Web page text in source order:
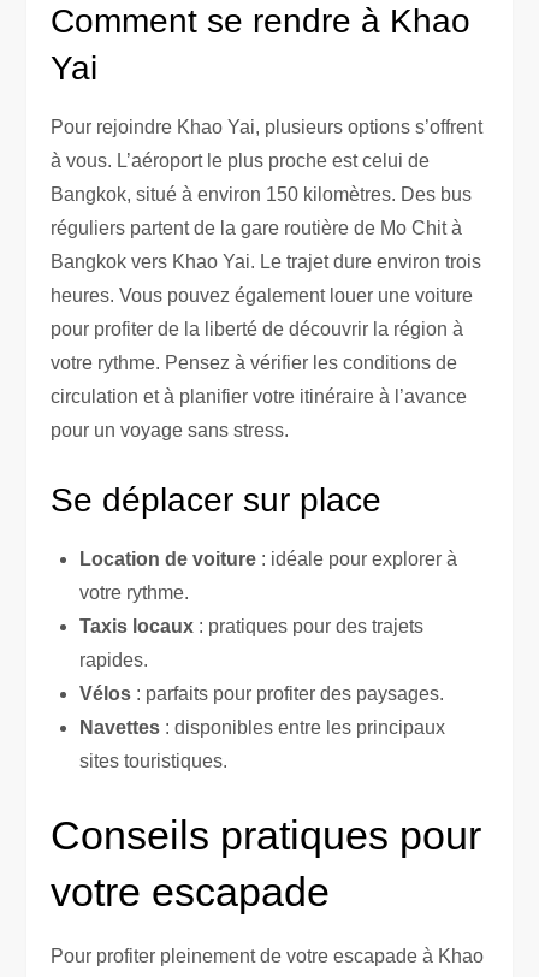
Comment se rendre à Khao
Yai
Pour rejoindre Khao Yai, plusieurs options s’offrent
à vous. L’aéroport le plus proche est celui de
Bangkok, situé à environ 150 kilomètres. Des bus
réguliers partent de la gare routière de Mo Chit à
Bangkok vers Khao Yai. Le trajet dure environ trois
heures. Vous pouvez également louer une voiture
pour profiter de la liberté de découvrir la région à
votre rythme. Pensez à vérifier les conditions de
circulation et à planifier votre itinéraire à l’avance
pour un voyage sans stress.
Se déplacer sur place
Location de voiture : idéale pour explorer à
votre rythme.
Taxis locaux : pratiques pour des trajets
rapides.
Vélos : parfaits pour profiter des paysages.
Navettes : disponibles entre les principaux
sites touristiques.
Conseils pratiques pour
votre escapade
Pour profiter pleinement de votre escapade à Khao